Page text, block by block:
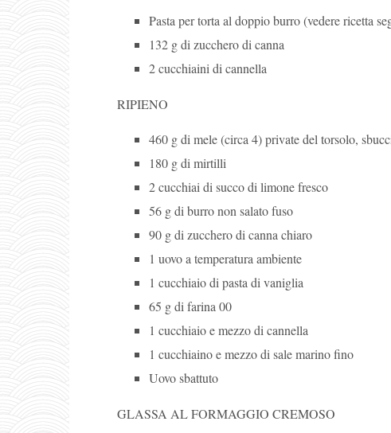
Pasta per torta al doppio burro (vedere ricetta
132 g di zucchero di canna
2 cucchiaini di cannella
RIPIENO
460 g di mele (circa 4) private del torsolo,
180 g di mirtilli
2 cucchiai di succo di limone fresco
56 g di burro non salato fuso
90 g di zucchero di canna chiaro
1 uovo a temperatura ambiente
1 cucchiaio di pasta di vaniglia
65 g di farina 00
1 cucchiaio e mezzo di cannella
1 cucchiaino e mezzo di sale marino fino
Uovo sbattuto
GLASSA AL FORMAGGIO CREMOSO